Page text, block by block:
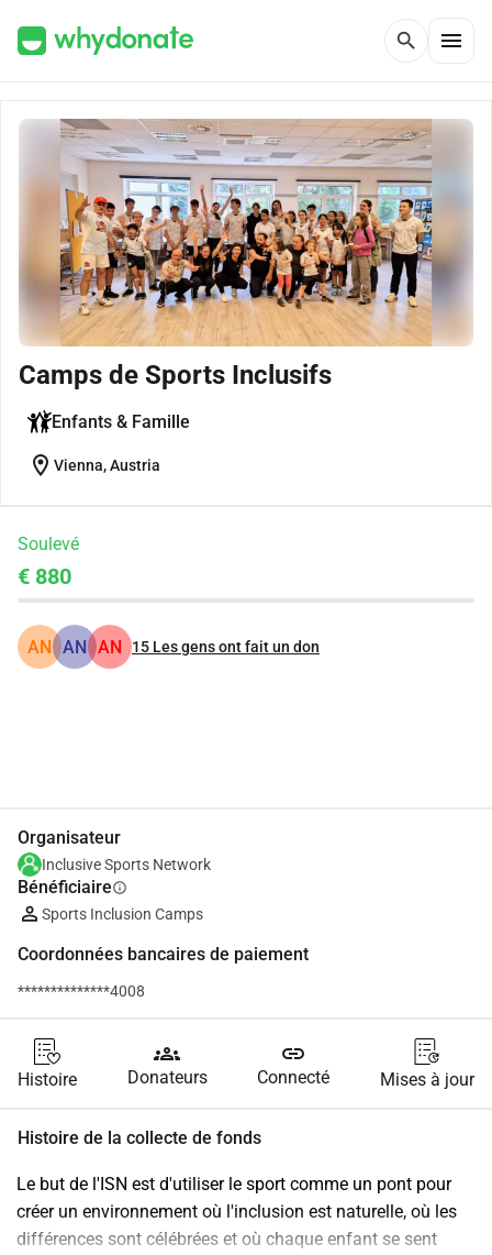
search menu
Camps de Sports Inclusifs
Enfants & Famille
location_on Vienna, Austria
Soulevé
€ 880
AN AN AN 15 Les gens ont fait un don
Organisateur
Inclusive Sports Network
Bénéficiaireinfo
Sports Inclusion Camps
Coordonnées bancaires de paiement
**************4008
Histoire
groups
Donateurs
link
Connecté Mises à jour
Histoire de la collecte de fonds
Le but de l'ISN est d'utiliser le sport comme un pont pour
créer un environnement où l'inclusion est naturelle, où les
différences sont célébrées et où chaque enfant se sent